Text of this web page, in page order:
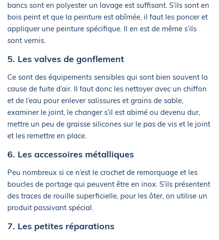
bancs sont en polyester un lavage est suffisant. S’ils sont en
bois peint et que la peinture est abîmée, il faut les poncer et
appliquer une peinture spécifique. Il en est de même s’ils
sont vernis.
5. Les valves de gonflement
Ce sont des équipements sensibles qui sont bien souvent la
cause de fuite d’air. Il faut donc les nettoyer avec un chiffon
et de l’eau pour enlever salissures et grains de sable,
examiner le joint, le changer s’il est abimé ou devenu dur,
mettre un peu de graisse silicones sur le pas de vis et le joint
et les remettre en place.
6. Les accessoires métalliques
Peu nombreux si ce n’est le crochet de remorquage et les
boucles de portage qui peuvent être en inox. S’ils présentent
des traces de rouille superficielle, pour les ôter, on utilise un
produit passivant spécial.
7. Les petites réparations